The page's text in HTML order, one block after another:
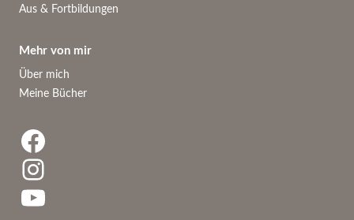
Aus & Fortbildungen
Mehr von mir
Über mich
Meine Bücher
Facebook
Instagram
YouTube